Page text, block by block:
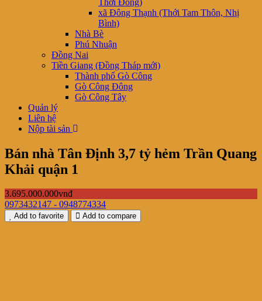
xã Đông Thạnh (Thới Tam Thôn, Nhị
Bình)
Nhà Bè
Phú Nhuận
Đồng Nai
Tiền Giang (Đồng Tháp mới)
Thành phố Gò Công
Gò Công Đông
Gò Công Tây
Quản lý
Liên hệ
Nộp tài sản
Bán nhà Tân Định 3,7 tỷ hẻm Trần Quang
Khải quận 1
3.695.000.000vnđ
0973432147 - 0948774334
Add to favorite Add to compare